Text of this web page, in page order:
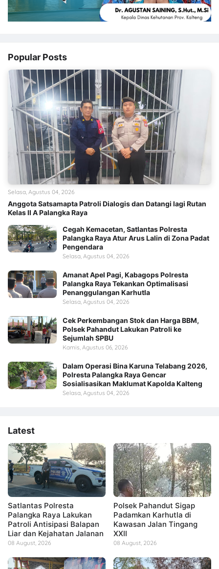
Popular Posts
Anggota Satsamapta Patroli Dialogis dan Datangi lagi Rutan
Kelas II A Palangka Raya
Selasa, Agustus 04, 2026
Cegah Kemacetan, Satlantas Polresta
Palangka Raya Atur Arus Lalin di Zona Padat
Pengendara
Selasa, Agustus 04, 2026
Amanat Apel Pagi, Kabagops Polresta
Palangka Raya Tekankan Optimalisasi
Penanggulangan Karhutla
Selasa, Agustus 04, 2026
Cek Perkembangan Stok dan Harga BBM,
Polsek Pahandut Lakukan Patroli ke
Sejumlah SPBU
Kamis, Agustus 06, 2026
Dalam Operasi Bina Karuna Telabang 2026,
Polresta Palangka Raya Gencar
Sosialisasikan Maklumat Kapolda Kalteng
Selasa, Agustus 04, 2026
Latest
Satlantas Polresta
Palangka Raya Lakukan
Patroli Antisipasi Balapan
Liar dan Kejahatan Jalanan
08 August, 2026
Polsek Pahandut Sigap
Padamkan Karhutla di
Kawasan Jalan Tingang
XXII
08 August, 2026